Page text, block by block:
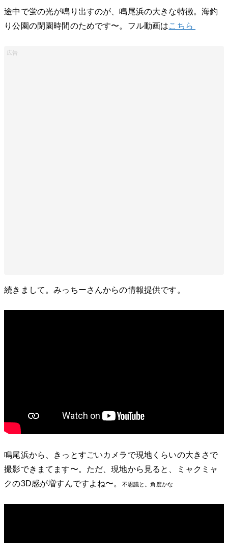
途中で蛍の光が鳴り出すのが、鳴尾浜の大きな特徴。海釣
り公園の閉園時間のためです〜。フル動画は こちら
続きまして。みっちーさんからの情報提供です。
鳴尾浜から、きっとすごいカメラで現地くらいの大きさで
撮影できまてます〜。ただ、現地から見ると、ミャクミャ
クの3D感が増すんですよね〜。
不思議と。角度かな